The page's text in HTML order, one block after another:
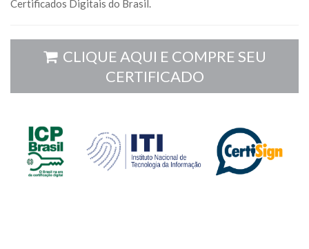
Certificados Digitais do Brasil.
CLIQUE AQUI E COMPRE SEU
CERTIFICADO